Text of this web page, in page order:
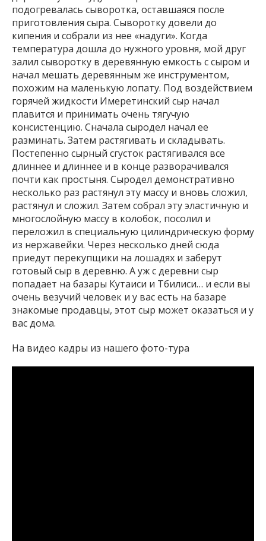
подогревалась сыворотка, оставшаяся после
приготовления сыра. Сыворотку довели до
кипения и собрали из нее «надуги». Когда
температура дошла до нужного уровня, мой друг
залил сыворотку в деревянную емкость с сыром и
начал мешать деревянным же инструментом,
похожим на маленькую лопату. Под воздействием
горячей жидкости Имеретинский сыр начал
плавится и принимать очень тягучую
консистенцию. Сначала сыродел начал ее
разминать. Затем растягивать и складывать.
Постепенно сырный сгусток растягивался все
длиннее и длиннее и в конце разворачивался
почти как простыня. Сыродел демонстративно
несколько раз растянул эту массу и вновь сложил,
растянул и сложил. Затем собрал эту эластичную и
многослойную массу в колобок, посолил и
переложил в специальную цилиндрическую форму
из нержавейки. Через несколько дней сюда
приедут перекупщики на лошадях и заберут
готовый сыр в деревню. А уж с деревни сыр
попадает на базары Кутаиси и Тбилиси… и если вы
очень везучий человек и у вас есть на базаре
знакомые продавцы, этот сыр может оказаться и у
вас дома.
На видео кадры из нашего фото-тура